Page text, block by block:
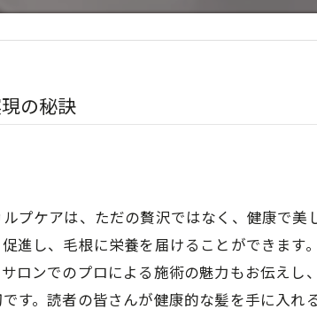
の秘訣
プケアは、ただの贅沢ではなく、健康で
進し、毛根に栄養を届けることができま
ロンでのプロによる施術の魅力もお伝え
す。読者の皆さんが健康的な髪を手に入